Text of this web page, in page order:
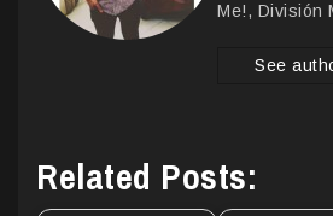
Me!, División
See
Related Posts: